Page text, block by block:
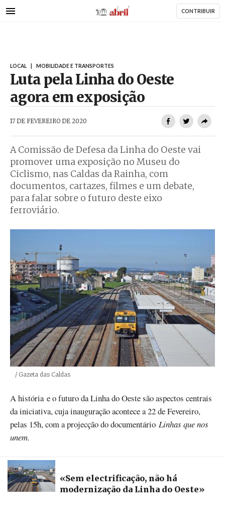
para
AbrilAbril CONTRIBUIR
LOCAL MOBILIDADE E TRANSPORTES
Luta pela Linha do Oeste
agora em exposição
17 DE FEVEREIRO DE 2020
A Comissão de Defesa da Linha do Oeste vai
promover uma exposição no Museu do
Ciclismo, nas Caldas da Rainha, com
documentos, cartazes, filmes e um debate,
para falar sobre o futuro deste eixo
ferroviário.
Créditos
/ Gazeta das Caldas
A história e o futuro da Linha do Oeste são aspectos centrais
da iniciativa, cuja inauguração acontece a 22 de Fevereiro,
pelas 15h, com a projecção do documentário Linhas que nos
unem.
«Sem electrificação, não há
modernização da Linha do Oeste»